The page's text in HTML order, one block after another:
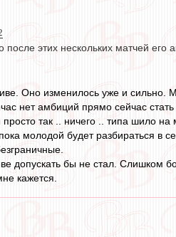
этих нескольких матчей его
Оно изменилось уже и сильно.
нет амбиций прямо сейчас
просто так .. ничего .. типа шило
молодой будет разбираться в
допускать бы не стал. Слишком
кажется.